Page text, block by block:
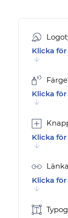
Klicka
Klicka
Klicka
Klicka